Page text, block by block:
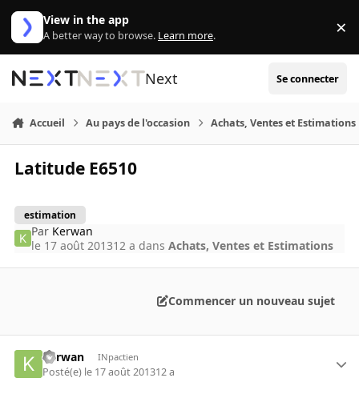
Aller au contenu
View in the app
A better way to browse. Learn more. ×
Next Se connecter
Accueil Au pays de l'occasion Achats, Ventes et Estimations
Latitude E6510
estimation
Par Kerwan
le 17 août 201312 a dansAchats, Ventes et Estimations
Commencer un nouveau sujet
Kerwan INpactien
Posté(e) le 17 août 201312 a